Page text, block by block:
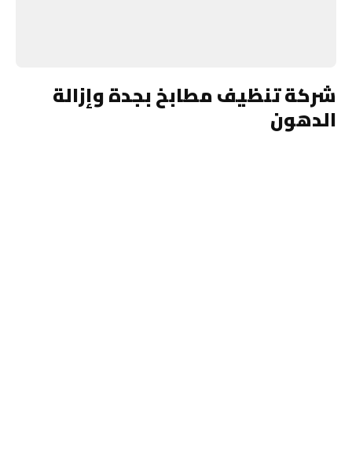
شركة تنظيف مطابخ بجدة وإزالة
الدهون